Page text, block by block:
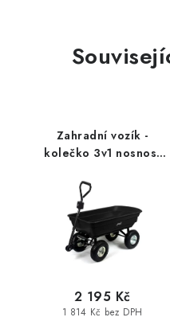
Zahradní vozík -
kolečko 3v1 nosnost
1 814 Kč bez DPH
2 195 Kč